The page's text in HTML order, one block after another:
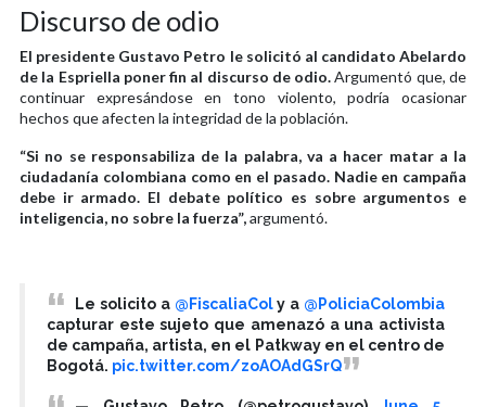
Discurso de odio
El presidente Gustavo Petro le solicitó al candidato Abelardo
de la Espriella poner fin al discurso de odio.Argumentó que, de
continuar expresándose en tono violento, podría ocasionar
hechos que afecten la integridad de la población.
“Si no se responsabiliza de la palabra, va a hacer matar a la
ciudadanía colombiana como en el pasado. Nadie en campaña
debe ir armado. El debate político es sobre argumentos e
inteligencia, no sobre la fuerza”,argumentó.
Le solicito a @FiscaliaColy a @PoliciaColombia
capturar este sujeto que amenazó a una activista
de campaña, artista, en el Patkway en el centro de
Bogotá. pic.twitter.com/zoAOAdGSrQ